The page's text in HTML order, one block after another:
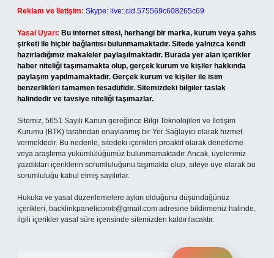
Reklam ve İletişim: Skype: live:.cid.575569c608265c69
Yasal Uyarı: Bu internet sitesi, herhangi bir marka, kurum veya şahıs
şirketi ile hiçbir bağlantısı bulunmamaktadır. Sitede yalnızca kendi
hazırladığımız makaleler paylaşılmaktadır. Burada yer alan içerikler
haber niteliği taşımamakta olup, gerçek kurum ve kişiler hakkında
paylaşım yapılmamaktadır. Gerçek kurum ve kişiler ile isim
benzerlikleri tamamen tesadüfidir. Sitemizdeki bilgiler taslak
halindedir ve tavsiye niteliği taşımazlar.
Sitemiz, 5651 Sayılı Kanun gereğince Bilgi Teknolojileri ve İletişim
Kurumu (BTK) tarafından onaylanmış bir Yer Sağlayıcı olarak hizmet
vermektedir. Bu nedenle, sitedeki içerikleri proaktif olarak denetleme
veya araştırma yükümlülüğümüz bulunmamaktadır. Ancak, üyelerimiz
yazdıkları içeriklerin sorumluluğunu taşımakta olup, siteye üye olarak bu
sorumluluğu kabul etmiş sayılırlar.
Hukuka ve yasal düzenlemelere aykırı olduğunu düşündüğünüz
içerikleri, backlinkpanelicomtr@gmail.com adresine bildirmeniz halinde,
ilgili içerikler yasal süre içerisinde sitemizden kaldırılacaktır.